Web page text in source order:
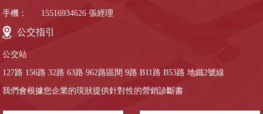
手機： 15516934626 張經理
公交指引
公交站
127路 156路 32路 63路 962路區間 9路 B11路 B53路 地鐵2號線
我們會根據您企業的現狀提供針對性的營銷診斷書